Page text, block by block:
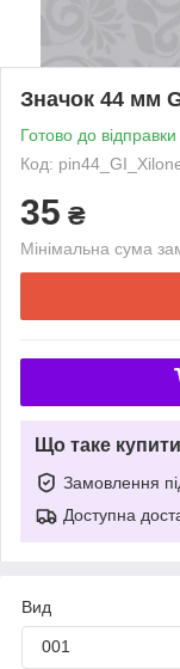
Значок 44 мм
Готово до відправки
Код:
35 ₴
Мінімальна сума
Що таке
Замовлення
Доступна
Вид
001